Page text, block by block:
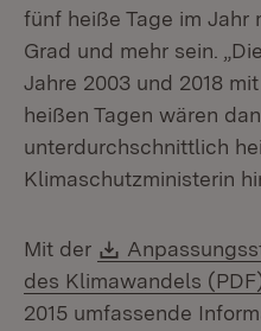
fünf heiße Tage im Jahr
Grad und mehr sein.
Jahre 2003 und 2018
heißen Tagen wären
unterdurchschnittlich
Klimaschutzministerin
Mit der Download:
des Klimawandels
2015 umfassende